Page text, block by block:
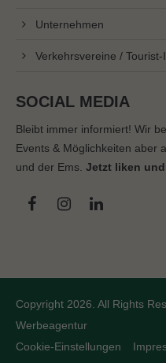
Unternehmen
Verkehrsvereine / Tourist-
SOCIAL MEDIA
Bleibt immer informiert! Wir
Events & Möglichkeiten aber
und der Ems. Jetzt liken
Copyright 2026. All Rights
Werbeagentur
Cookie-Einstellungen